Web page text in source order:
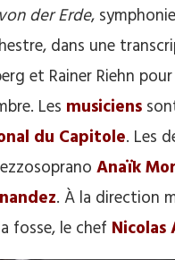
der Erde,
dans une
et Rainer Riehn pour
Les musiciens
du Capitole. Les
Anaïk
. À la direction
fosse, le chef Nicolas